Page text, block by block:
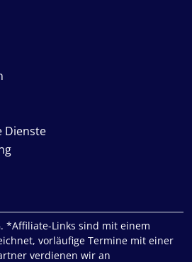
Dienste
*Affiliate-Links sind mit einem
vorläufige Termine mit einer
verdienen wir an